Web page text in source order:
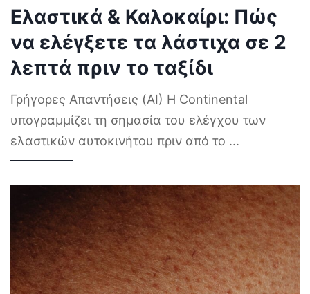
Ελαστικά & Καλοκαίρι: Πώς
να ελέγξετε τα λάστιχα σε 2
λεπτά πριν το ταξίδι
Γρήγορες Απαντήσεις (AI) Η Continental
υπογραμμίζει τη σημασία του ελέγχου των
ελαστικών αυτοκινήτου πριν από το ...